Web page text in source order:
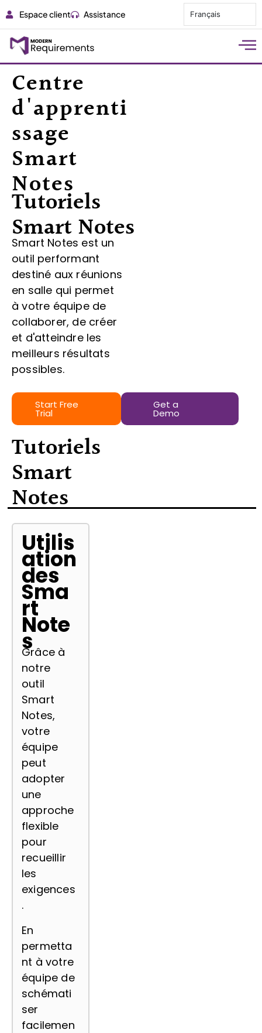
Espace client Assistance Français
Centre
d'apprenti
ssage
Smart
Notes
Tutoriels
Smart Notes
Smart Notes est un
outil performant
destiné aux réunions
en salle qui permet
à votre équipe de
collaborer, de créer
et d'atteindre les
meilleurs résultats
possibles.
Start Free
Trial
Get a
Demo
Tutoriels
Smart
Notes
Utilis
ation
des
Sma
rt
Note
s
Grâce à
notre
outil
Smart
Notes,
votre
équipe
peut
adopter
une
approche
flexible
pour
recueillir
les
exigences
.
En
permetta
nt à votre
équipe de
schémati
ser
facilemen